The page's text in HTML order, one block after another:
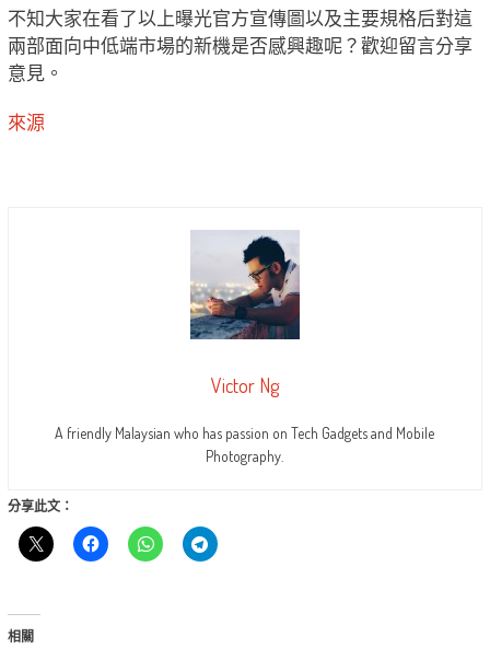
不知大家在看了以上曝光官方宣傳圖以及主要規格后對這
兩部面向中低端市場的新機是否感興趣呢？歡迎留言分享
意見。
來源
Victor Ng
A friendly Malaysian who has passion on Tech Gadgets and Mobile
Photography.
分享此文：
相關